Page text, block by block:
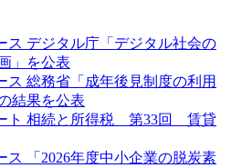
ス デジタル庁「デジタル社会の
」を公表
ス 総務省「成年後見制度の利用
結果を公表
ト 相続と所得税 第33回 賃貸
ス
「2026年度中小企業の脱炭素